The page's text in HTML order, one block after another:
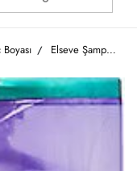
Boyası Elseve Şampuan Pure 300 Ml